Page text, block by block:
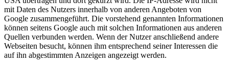
mit Daten des Nutzers innerhalb von anderen Angeboten von
Google zusammengeführt. Die vorstehend genannten Informationen
können seitens Google auch mit solchen Informationen aus anderen
Quellen verbunden werden. Wenn der Nutzer anschließend andere
Webseiten besucht, können ihm entsprechend seiner Interessen die
auf ihn abgestimmten Anzeigen angezeigt werden.